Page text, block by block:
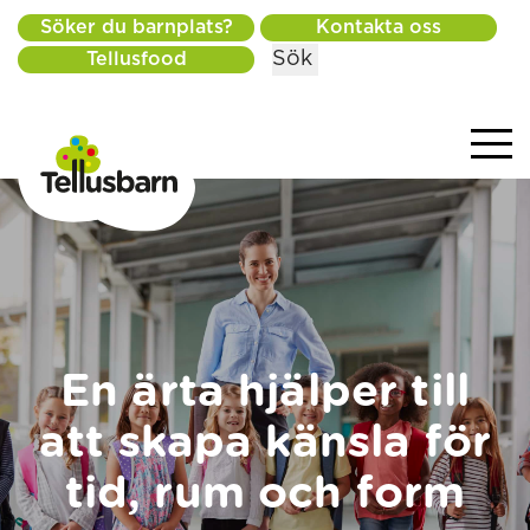
Söker du barnplats?
Kontakta oss
Tellusfood
Sök
En ärta hjälper till
att skapa känsla för
tid, rum och form